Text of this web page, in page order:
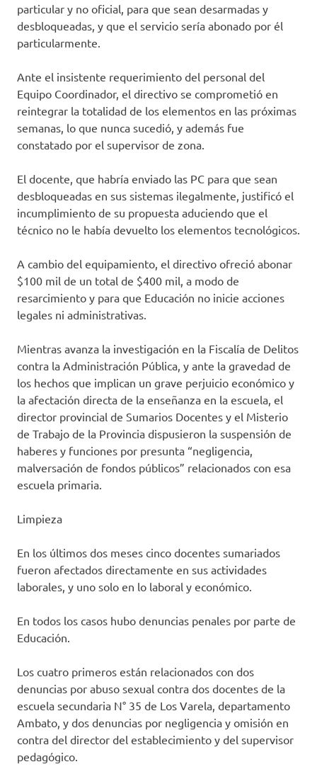
particular y no oficial, para que sean desarmadas y
desbloqueadas, y que el servicio sería abonado por él
particularmente.
Ante el insistente requerimiento del personal del
Equipo Coordinador, el directivo se comprometió en
reintegrar la totalidad de los elementos en las próximas
semanas, lo que nunca sucedió, y además fue
constatado por el supervisor de zona.
El docente, que habría enviado las PC para que sean
desbloqueadas en sus sistemas ilegalmente, justificó el
incumplimiento de su propuesta aduciendo que el
técnico no le había devuelto los elementos tecnológicos.
A cambio del equipamiento, el directivo ofreció abonar
$100 mil de un total de $400 mil, a modo de
resarcimiento y para que Educación no inicie acciones
legales ni administrativas.
Mientras avanza la investigación en la Fiscalía de Delitos
contra la Administración Pública, y ante la gravedad de
los hechos que implican un grave perjuicio económico y
la afectación directa de la enseñanza en la escuela, el
director provincial de Sumarios Docentes y el Misterio
de Trabajo de la Provincia dispusieron la suspensión de
haberes y funciones por presunta “negligencia,
malversación de fondos públicos” relacionados con esa
escuela primaria.
Limpieza
En los últimos dos meses cinco docentes sumariados
fueron afectados directamente en sus actividades
laborales, y uno solo en lo laboral y económico.
En todos los casos hubo denuncias penales por parte de
Educación.
Los cuatro primeros están relacionados con dos
denuncias por abuso sexual contra dos docentes de la
escuela secundaria N° 35 de Los Varela, departamento
Ambato, y dos denuncias por negligencia y omisión en
contra del director del establecimiento y del supervisor
pedagógico.